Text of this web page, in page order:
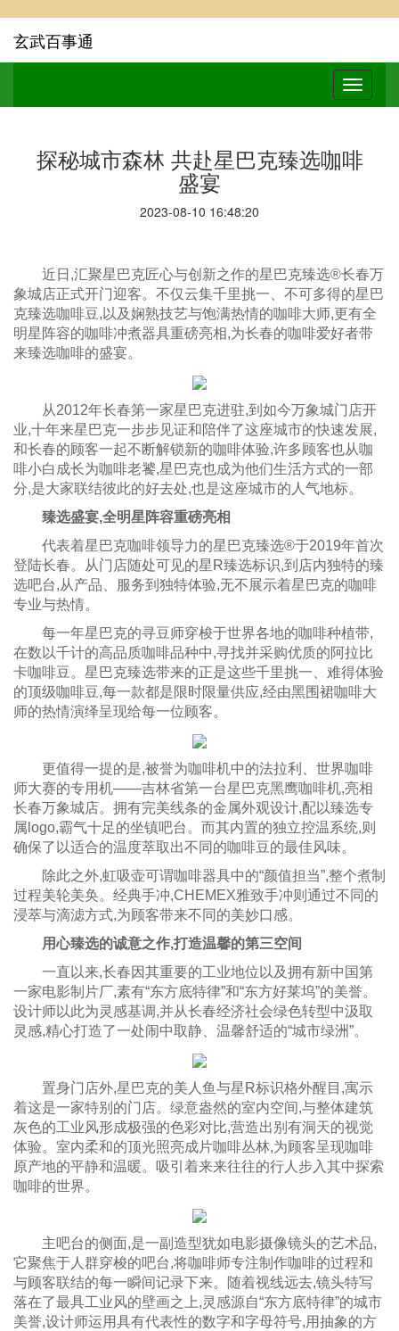
玄武百事通
探秘城市森林 共赴星巴克臻选咖啡
盛宴
2023-08-10 16:48:20
近日,汇聚星巴克匠心与创新之作的星巴克臻选®长春万
象城店正式开门迎客。不仅云集千里挑一、不可多得的星巴
克臻选咖啡豆,以及娴熟技艺与饱满热情的咖啡大师,更有全
明星阵容的咖啡冲煮器具重磅亮相,为长春的咖啡爱好者带
来臻选咖啡的盛宴。
从2012年长春第一家星巴克进驻,到如今万象城门店开
业,十年来星巴克一步步见证和陪伴了这座城市的快速发展,
和长春的顾客一起不断解锁新的咖啡体验,许多顾客也从咖
啡小白成长为咖啡老饕,星巴克也成为他们生活方式的一部
分,是大家联结彼此的好去处,也是这座城市的人气地标。
臻选盛宴,全明星阵容重磅亮相
代表着星巴克咖啡领导力的星巴克臻选®于2019年首次
登陆长春。从门店随处可见的星R臻选标识,到店内独特的臻
选吧台,从产品、服务到独特体验,无不展示着星巴克的咖啡
专业与热情。
每一年星巴克的寻豆师穿梭于世界各地的咖啡种植带,
在数以千计的高品质咖啡品种中,寻找并采购优质的阿拉比
卡咖啡豆。星巴克臻选带来的正是这些千里挑一、难得体验
的顶级咖啡豆,每一款都是限时限量供应,经由黑围裙咖啡大
师的热情演绎呈现给每一位顾客。
更值得一提的是,被誉为咖啡机中的法拉利、世界咖啡
师大赛的专用机——吉林省第一台星巴克黑鹰咖啡机,亮相
长春万象城店。拥有完美线条的金属外观设计,配以臻选专
属logo,霸气十足的坐镇吧台。而其内置的独立控温系统,则
确保了以适合的温度萃取出不同的咖啡豆的最佳风味。
除此之外,虹吸壶可谓咖啡器具中的“颜值担当”,整个煮制
过程美轮美奂。经典手冲,CHEMEX雅致手冲则通过不同的
浸萃与滴滤方式,为顾客带来不同的美妙口感。
用心臻选的诚意之作,打造温馨的第三空间
一直以来,长春因其重要的工业地位以及拥有新中国第
一家电影制片厂,素有“东方底特律”和“东方好莱坞”的美誉。
设计师以此为灵感基调,并从长春经济社会绿色转型中汲取
灵感,精心打造了一处闹中取静、温馨舒适的“城市绿洲”。
置身门店外,星巴克的美人鱼与星R标识格外醒目,寓示
着这是一家特别的门店。绿意盎然的室内空间,与整体建筑
灰色的工业风形成极强的色彩对比,营造出别有洞天的视觉
体验。室内柔和的顶光照亮成片咖啡丛林,为顾客呈现咖啡
原产地的平静和温暖。吸引着来来往往的行人步入其中探索
咖啡的世界。
主吧台的侧面,是一副造型犹如电影摄像镜头的艺术品,
它聚焦于人群穿梭的吧台,将咖啡师专注制作咖啡的过程和
与顾客联结的每一瞬间记录下来。随着视线远去,镜头特写
落在了最具工业风的壁画之上,灵感源自“东方底特律”的城市
美誉,设计师运用具有代表性的数字和字母符号,用抽象的方